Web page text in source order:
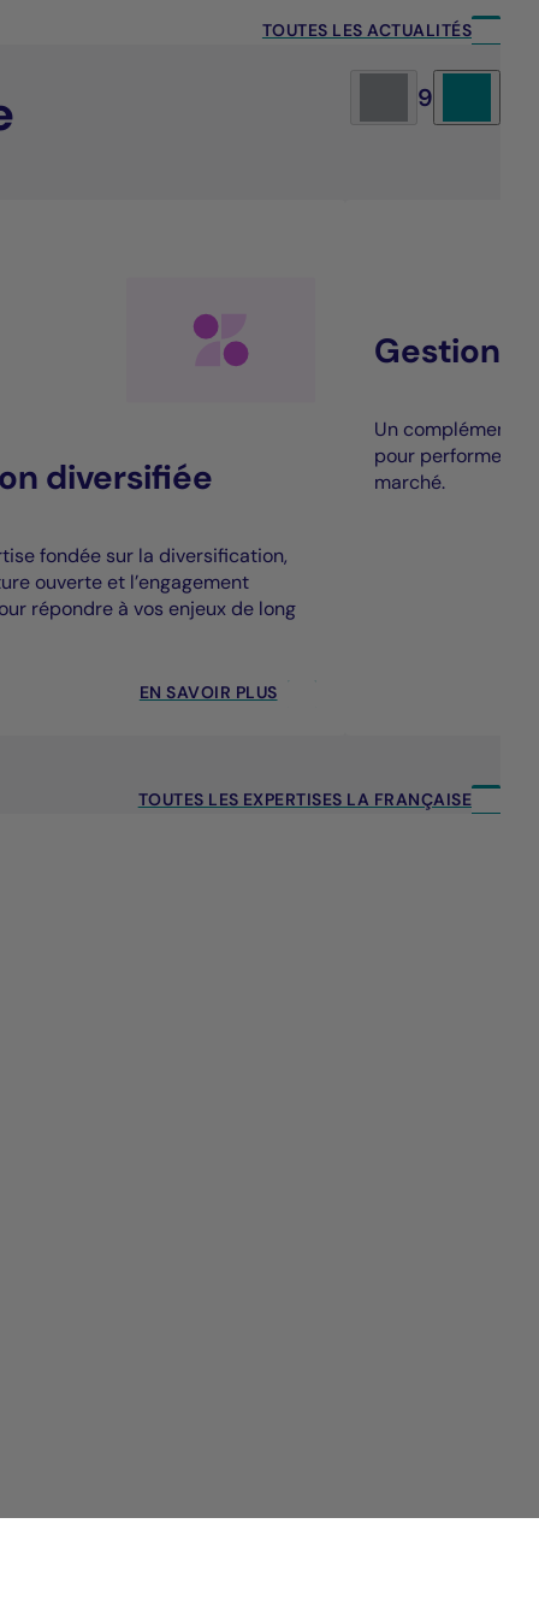
TOUTES LES ACTUALITÉS
9
diversifiée
fondée sur la diversification,
ouverte et l’engagement
répondre à vos enjeux de long
EN SAVOIR PLUS
Gestion
Un complément
pour performer
marché.
TOUTES LES EXPERTISES LA FRANÇAISE